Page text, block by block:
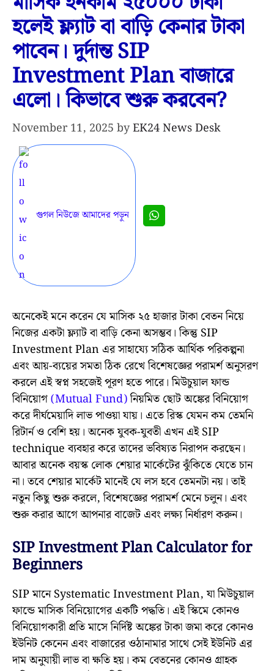
হলেই ফ্ল্যাট বা বাড়ি কেনার টাকা
পাবেন। দুর্দান্ত SIP
Investment Plan বাজারে
এলো। কিভাবে শুরু করবেন?
November 11, 2025 byEK24 News Desk
গুগল নিউজে আমাদের পড়ুন
অনেকেই মনে করেন যে মাসিক ২৫ হাজার টাকা বেতন নিয়ে
নিজের একটা ফ্ল্যাট বা বাড়ি কেনা অসম্ভব। কিন্তু SIP
Investment Plan এর সাহায্যে সঠিক আর্থিক পরিকল্পনা
এবং আয়-ব্যয়ের সমতা ঠিক রেখে বিশেষজ্ঞের পরামর্শ অনুসরণ
করলে এই স্বপ্ন সহজেই পূরণ হতে পারে। মিউচুয়াল ফান্ড
বিনিয়োগ(Mutual Fund)নিয়মিত ছোট অঙ্কের বিনিয়োগ
করে দীর্ঘমেয়াদি লাভ পাওয়া যায়। এতে রিস্ক যেমন কম তেমনি
রিটার্ন ও বেশি হয়। অনেক যুবক-যুবতী এখন এই SIP
technique ব্যবহার করে তাদের ভবিষ্যত নিরাপদ করছেন।
আবার অনেক বয়স্ক লোক শেয়ার মার্কেটের ঝুঁকিতে যেতে চান
না। তবে শেয়ার মার্কেট মানেই যে লস হবে তেমনটা নয়। তাই
নতুন কিছু শুরু করলে, বিশেষজ্ঞের পরামর্শ মেনে চলুন। এবং
শুরু করার আগে আপনার বাজেট এবং লক্ষ্য নির্ধারণ করুন।
SIP Investment Plan Calculator for
Beginners
SIP মানে Systematic Investment Plan, যা মিউচুয়াল
ফান্ডে মাসিক বিনিয়োগের একটি পদ্ধতি। এই স্কিমে কোনও
বিনিয়োগকারী প্রতি মাসে নির্দিষ্ট অঙ্কের টাকা জমা করে কোনও
ইউনিট কেনেন এবং বাজারের ওঠানামার সাথে সেই ইউনিট এর
দাম অনুযায়ী লাভ বা ক্ষতি হয়। কম বেতনের কোনও গ্রাহক